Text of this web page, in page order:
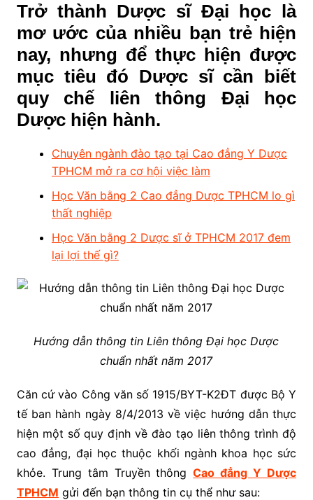
Trở thành Dược sĩ Đại học là
mơ ước của nhiều bạn trẻ hiện
nay, nhưng để thực hiện được
mục tiêu đó Dược sĩ cần biết
quy chế liên thông Đại học
Dược hiện hành.
Chuyên ngành đào tạo tại Cao đẳng Y Dược
TPHCM mở ra cơ hội việc làm
Học Văn bằng 2 Cao đẳng Dược TPHCM lo gì
thất nghiệp
Học Văn bằng 2 Dược sĩ ở TPHCM 2017 đem
lại lợi thế gì?
Hướng dẫn thông tin Liên thông Đại học Dược
chuẩn nhất năm 2017
Căn cứ vào Công văn số 1915/BYT-K2ĐT được Bộ Y
tế ban hành ngày 8/4/2013 về việc hướng dẫn thực
hiện một số quy định về đào tạo liên thông trình độ
cao đẳng, đại học thuộc khối ngành khoa học sức
khỏe. Trung tâm Truyền thôngCao đẳng Y Dược
TPHCM gửi đến bạn thông tin cụ thể như sau: